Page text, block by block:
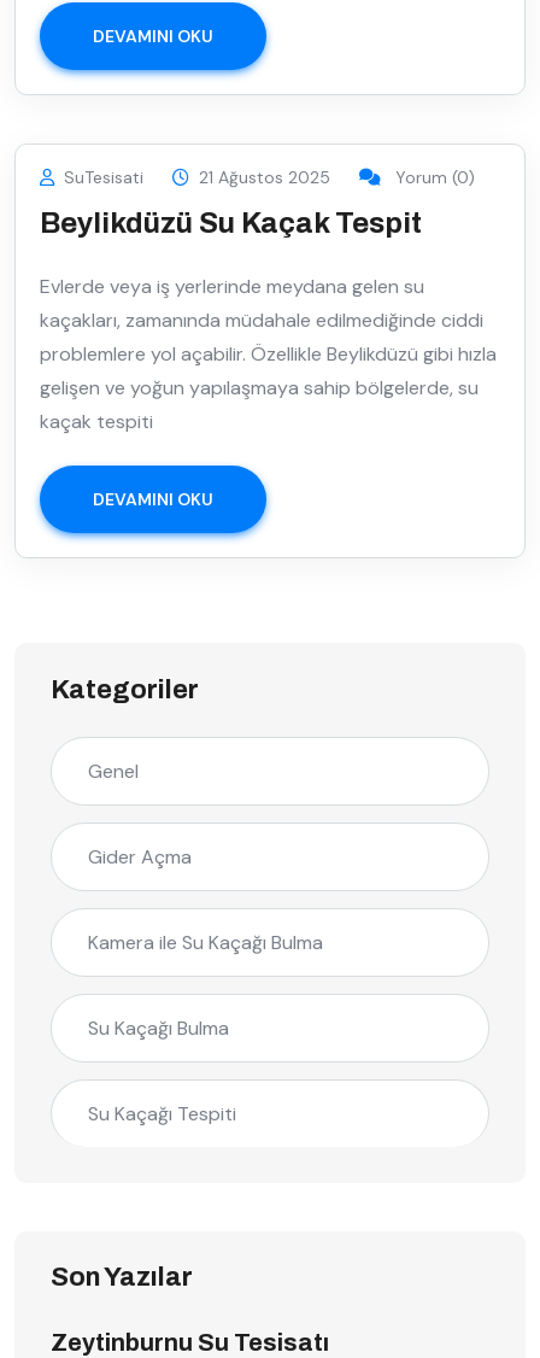
DEVAMINI OKU
SuTesisati 21 Ağustos 2025 Yorum (0)
Beylikdüzü Su Kaçak Tespit
Evlerde veya iş yerlerinde meydana gelen su
kaçakları, zamanında müdahale edilmediğinde ciddi
problemlere yol açabilir. Özellikle Beylikdüzü gibi hızla
gelişen ve yoğun yapılaşmaya sahip bölgelerde, su
kaçak tespiti
DEVAMINI OKU
Kategoriler
Genel
Gider Açma
Kamera ile Su Kaçağı Bulma
Su Kaçağı Bulma
Su Kaçağı Tespiti
Son Yazılar
Zeytinburnu Su Tesisatı